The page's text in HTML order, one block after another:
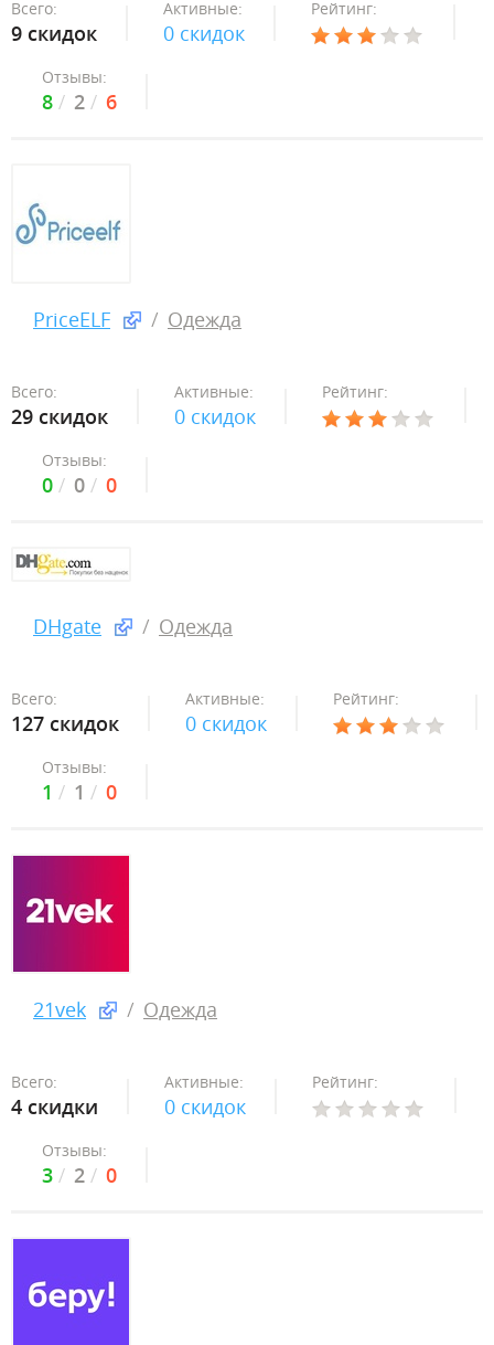
Всего:
9 скидок
Активные:
0 скидок
Рейтинг:
Отзывы:
8 2 6
PriceELF Одежда
Всего:
29 скидок
Активные:
0 скидок
Рейтинг:
Отзывы:
0 0 0
DHgate Одежда
Всего:
127 скидок
Активные:
0 скидок
Рейтинг:
Отзывы:
1 1 0
21vek Одежда
Всего:
4 скидки
Активные:
0 скидок
Рейтинг:
Отзывы:
3 2 0